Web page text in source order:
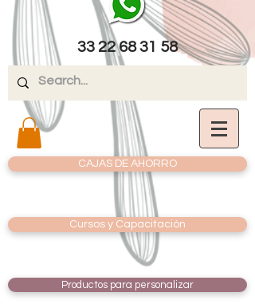
33 22 68 31 58
CAJAS DE AHORRO
Cursos y Capacitación
Productos para personalizar